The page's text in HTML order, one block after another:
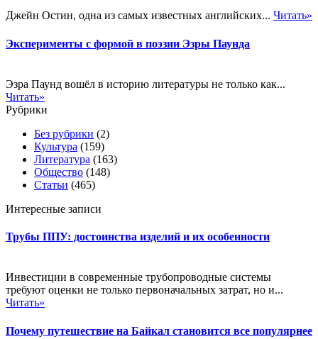
Джейн Остин, одна из самых известных английских... Читать»
Эксперименты с формой в поэзии Эзры Паунда
Эзра Паунд вошёл в историю литературы не только как...
Читать»
Рубрики
Без рубрики (2)
Культура (159)
Литература (163)
Общество (148)
Статьи (465)
Интересные записи
Трубы ППУ: достоинства изделий и их особенности
Инвестиции в современные трубопроводные системы
требуют оценки не только первоначальных затрат, но и...
Читать»
Почему путешествие на Байкал становится все популярнее